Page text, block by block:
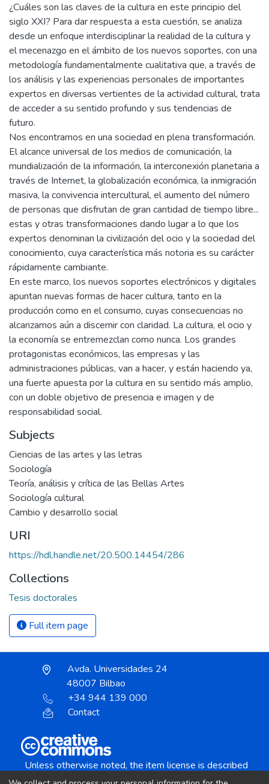
¿Cuáles son las claves de la cultura en este principio del
siglo XXI? Para dar respuesta a esta cuestión, se analiza
desde un enfoque interdisciplinar la realidad de la cultura y
el mecenazgo en el ámbito de los nuevos soportes, con una
metodología fundamentalmente cualitativa que, a través de
los análisis y las experiencias personales de importantes
expertos en diversas vertientes de la actividad cultural, trata
de acceder a su sentido profundo y sus tendencias de
futuro.
Nos encontramos en una sociedad en plena transformación.
El alcance universal de los medios de comunicación, la
mundialización de la información, la interconexión planetaria a
través de Internet, la globalización económica, la inmigración
masiva, la convivencia intercultural, el aumento del número
de personas que disfrutan de gran cantidad de tiempo libre...
estas y otras transformaciones dando lugar a lo que los
expertos denominan la civilización del ocio y la sociedad del
conocimiento, cuya característica más notoria es su carácter
rápidamente cambiante.
En este marco, los nuevos soportes electrónicos y digitales
apuntan nuevas formas de hacer cultura, tanto en la
producción como en el consumo, cuyas consecuencias no
alcanzamos aún a discernir con claridad. La cultura, el ocio y
la economía se entremezclan como nunca. Los grandes
protagonistas económicos, las empresas y las
administraciones públicas, van a hacer, y están haciendo ya,
una fuerte apuesta por la cultura en su sentido más amplio,
con un doble objetivo de presencia e imagen y de
responsabilidad social.
Subjects
Ciencias de las artes y las letras
Sociología
Teoría, análisis y crítica de las Bellas Artes
Sociología cultural
Cambio y desarrollo social
URI
https://hdl.handle.net/20.500.14454/286
Collections
Tesis doctorales
Full item page
Avda. Universidades 24
48007 Bilbao
+34 944 139 000
Contact
Unless otherwise noted, the item license is described